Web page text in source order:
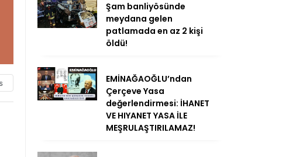
Şam banliyösünde
meydana gelen
patlamada en az 2 kişi
öldü!
EMİNAĞAOĞLU’ndan
Çerçeve Yasa
değerlendirmesi: İHANET
VE HIYANET YASA İLE
MEŞRULAŞTIRILAMAZ!